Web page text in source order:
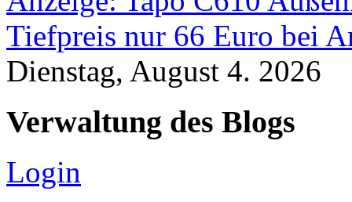
Tiefpreis nur 66 Euro bei
Dienstag, August 4. 2026
Verwaltung des Blogs
Login